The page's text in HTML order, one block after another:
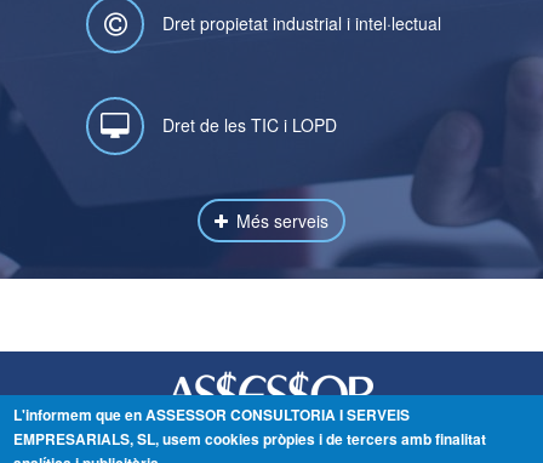
Dret propietat industrial i intel·lectual
Dret de les TIC i LOPD
Més serveis
C/Vallcalent, 1, 7è C
L'informem que en ASSESSOR CONSULTORIA I SERVEIS
EMPRESARIALS, SL, usem cookies pròpies i de tercers amb finalitat